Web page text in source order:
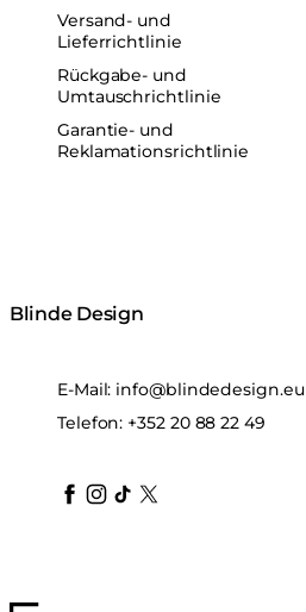
Versand- und
Lieferrichtlinie
Rückgabe- und
Umtauschrichtlinie
Garantie- und
Reklamationsrichtlinie
Blinde Design
E-Mail: info@blindedesign.eu
Telefon: +352 20 88 22 49
blindedesign
blindedesign
blindedesign
blinde-design
blindedesign